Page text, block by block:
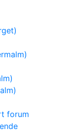
forum